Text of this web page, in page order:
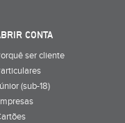
CONTA
ser cliente
(sub-18)